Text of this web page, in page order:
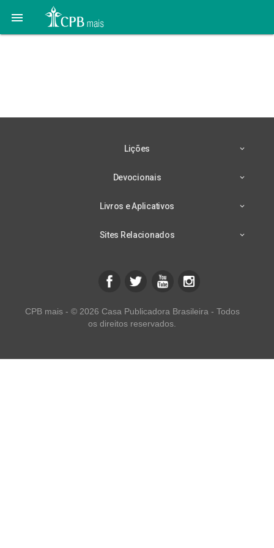

Lições
Devocionais
Livros e Aplicativos
Sites Relacionados
CPB mais - © 2026 Casa Publicadora Brasileira - Todos
os direitos reservados.